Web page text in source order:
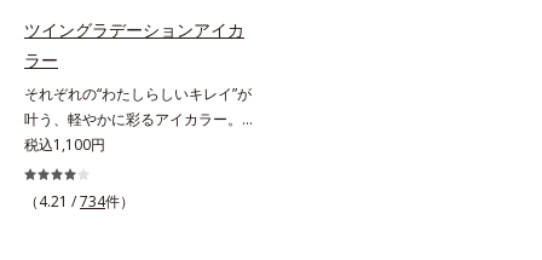
ツイングラデーションアイカ
ラー
それぞれの“わたしらしいキレイ”が
叶う、軽やかに彩るアイカラー。そ
れぞれの“わたしに似合う！”を叶え
る、絶妙な2色セットのデイリーア
イカラーです。自由に使い回せる濃
税込1,100円
（4.21 /734件）